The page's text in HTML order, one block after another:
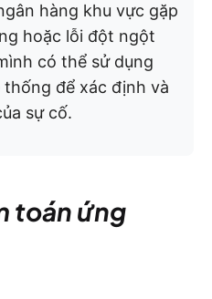
hàng khu vực gặp
hoặc lỗi đột ngột
có thể sử dụng
để xác định và
sự cố.
toán ứng